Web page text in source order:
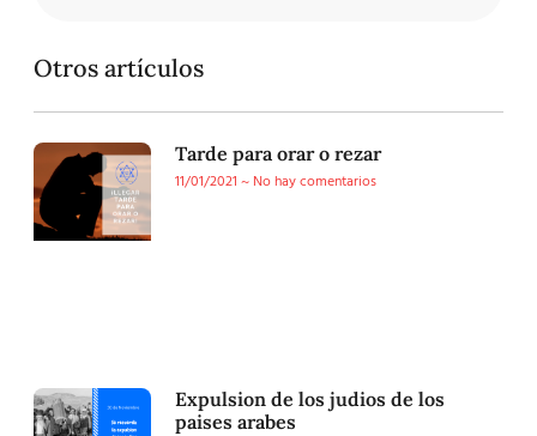
Otros artículos
Tarde para orar o rezar
11/01/2021
No hay comentarios
Expulsion de los judios de los
paises arabes